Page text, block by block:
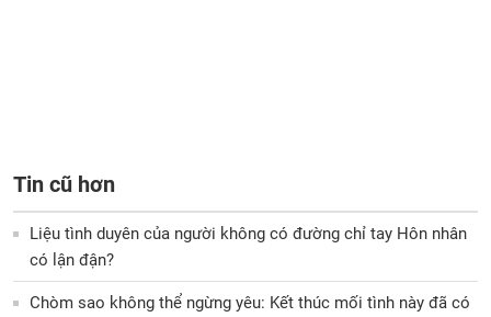
Tin cũ hơn
Liệu tình duyên của người không có đường chỉ tay Hôn nhân
có lận đận?
Chòm sao không thể ngừng yêu: Kết thúc mối tình này đã có